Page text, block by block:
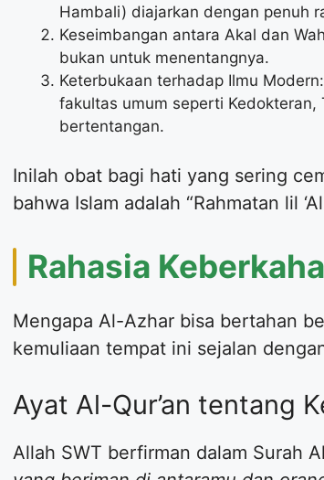
Hambali) diajarkan dengan penuh
Keseimbangan antara Akal dan
bukan untuk menentangnya.
Keterbukaan terhadap Ilmu
fakultas umum seperti
bertentangan.
Inilah obat bagi hati yang sering
bahwa Islam adalah “Rahmatan lil
Rahasia
Mengapa Al-Azhar bisa bertahan
kemuliaan tempat ini sejalan
Ayat Al-Qur’an tentang
Allah SWT berfirman dalam Surah